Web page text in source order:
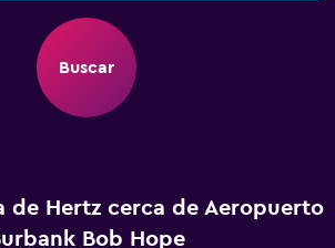
Buscar
de Hertz cerca de Aeropuerto
Bob Hope